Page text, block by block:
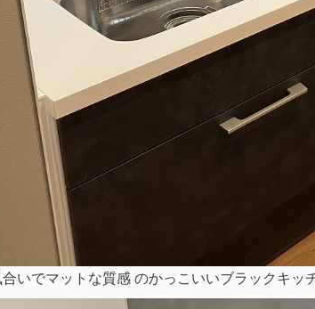
いでマットな質感 のかっこいいブラックキッ